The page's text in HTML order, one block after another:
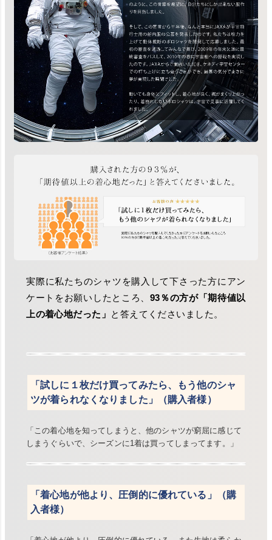
実際に私たちのシャツを購入して下さった方にアン
ケートをお願いしたところ、 93％の方が「期待値以
上の着心地だった」 と答えてくださいました。
「試しに１枚だけ買ってみたら、もう他のシャ
ツが着られなくなりました」（購入者様）
「この着心地を知ってしまうと、他のシャツが窮屈に感じて
しまうぐらいで、シーズンに1着は買ってしまってます。」
「着心地が他より、圧倒的に優れている」（購
入者様）